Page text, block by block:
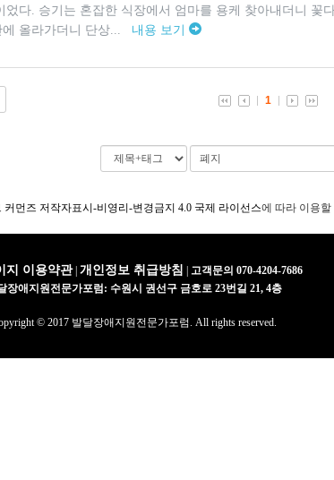
었다. 승기는 혼잡한 식장에서 엄마를 용케 찾아내더니 꽃
에 올라가더니 단상... 내용 보기
1
커먼즈 저작자표시-비영리-변경금지 4.0 국제 라이선스에 따라 이용할
지 이용약관| 개인정보 취급방침
고객문의 070-4204-7686
장애지원전문가포럼: 수원시 권선구 금호로 23번길 21, 4층
© 2017 발달장애지원전문가포럼. All rights reserved.